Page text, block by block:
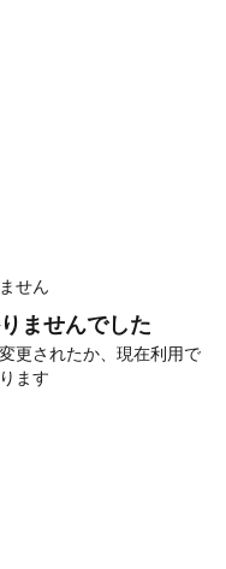
せん
ませんでした
更されたか、現在利用で
ます